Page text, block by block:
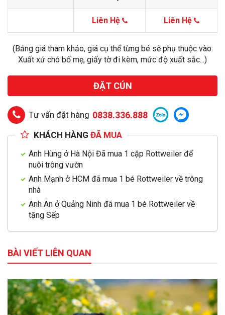
Liên Hệ Liên Hệ
(Bảng giá tham khảo, giá cụ thể từng bé sẽ phụ thuộc vào:
Xuất xứ chó bố mẹ, giấy tờ đi kèm, mức độ xuất sắc...)
ĐẶT CÚN
Tư vấn đặt hàng 0838.336.888
KHÁCH HÀNG ĐÃ MUA
Anh Hùng ở Hà Nội Đã mua 1 cặp Rottweiler để
nuôi trông vườn
Anh Mạnh ở HCM đã mua 1 bé Rottweiler về trông
nhà
Anh An ở Quảng Ninh đã mua 1 bé Rottweiler về
tặng Sếp
BÀI VIẾT LIÊN QUAN